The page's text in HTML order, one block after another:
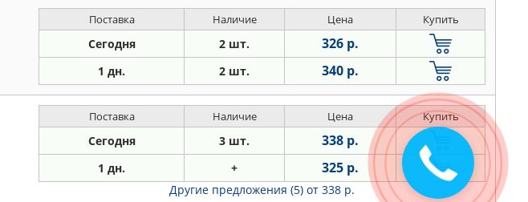
Поставка Наличие Цена Купить
Сегодня 2 шт. 326 р.
1 дн. 2 шт. 340 р.
Поставка Наличие Цена Купить
Сегодня 3 шт. 338 р.
1 дн. + 325 р.
Другие предложения (5) от 338 р.